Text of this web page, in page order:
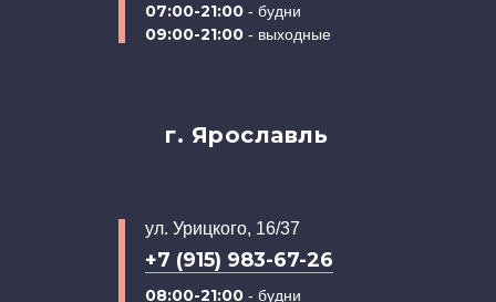
г. Ярославль
ул. Урицкого, 16/37
08:00-21:00 - будни
+7 (915) 983-67-26
07:00-21:00 - будни
09:00-21:00 - выходные